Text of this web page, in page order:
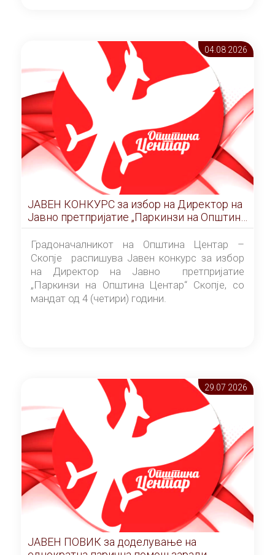
Скопје” број 9/2026), за времетраење од 3
(три) години од денот на потпишувањето на
Договорот за закуп со најповолниот
понудувач.
04.08 2026
ЈАВЕН КОНКУРС за избор на Директор на
Јавно претпријатие „Паркинзи на Општина
Центар“ – Скопје
Градоначалникот на Општина Центар –
Скопје распишува Јавен конкурс за избор
на Директор на Јавно претпријатие
„Паркинзи на Општина Центар“ Скопје, со
мандат од 4 (четири) години.
29.07 2026
ЈАВЕН ПОВИК за доделување на